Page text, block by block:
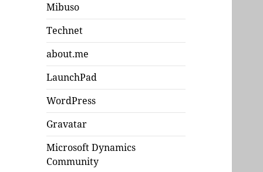
Mibuso
Technet
about.me
LaunchPad
WordPress
Gravatar
Microsoft Dynamics
Community